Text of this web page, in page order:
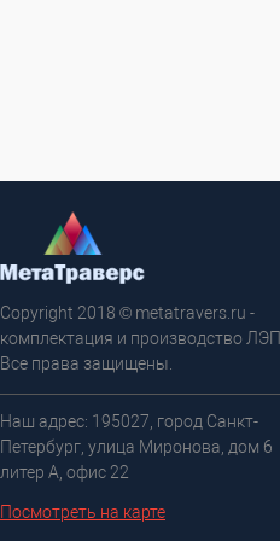
Copyright 2018 © metatravers.ru -
комплектация и производство ЛЭП.
Все права защищены.
Наш адрес: 195027, город Санкт-
Петербург, улица Миронова, дом 6
литер А, офис 22
Посмотреть на карте